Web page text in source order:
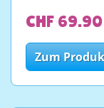
CHF 69.90
Zum